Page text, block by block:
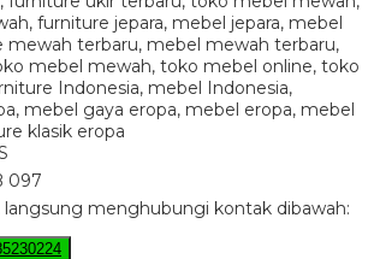
097
langsung menghubungi kontak dibawah: